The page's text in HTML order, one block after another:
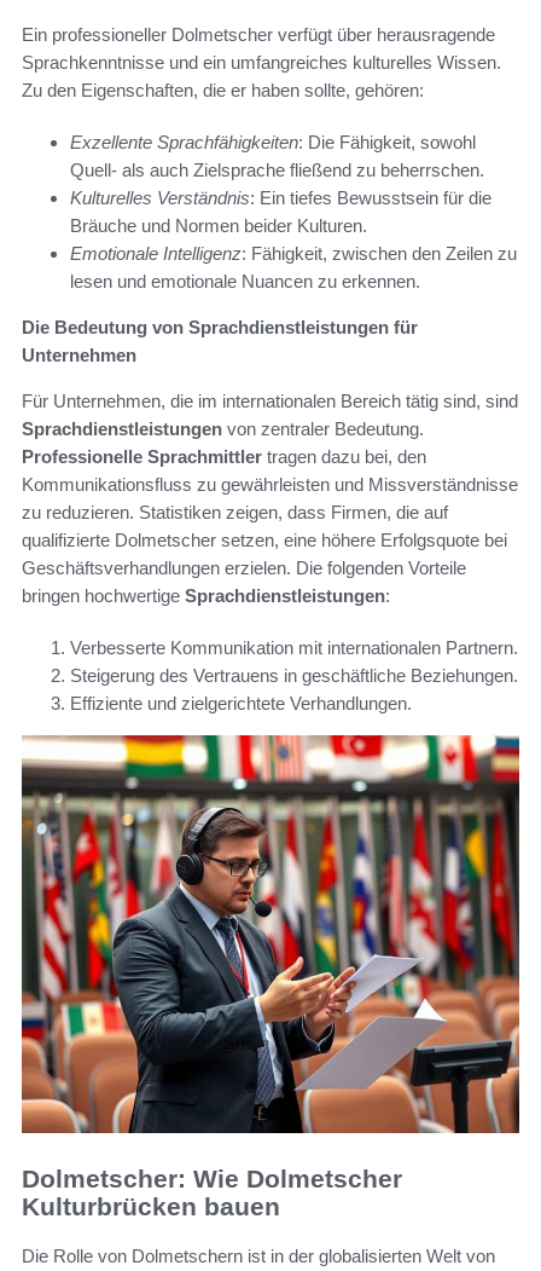
Ein professioneller Dolmetscher verfügt über herausragende
Sprachkenntnisse und ein umfangreiches kulturelles Wissen.
Zu den Eigenschaften, die er haben sollte, gehören:
Exzellente Sprachfähigkeiten: Die Fähigkeit, sowohl
Quell- als auch Zielsprache fließend zu beherrschen.
Kulturelles Verständnis: Ein tiefes Bewusstsein für die
Bräuche und Normen beider Kulturen.
Emotionale Intelligenz: Fähigkeit, zwischen den Zeilen zu
lesen und emotionale Nuancen zu erkennen.
Die Bedeutung von Sprachdienstleistungen für
Unternehmen
Für Unternehmen, die im internationalen Bereich tätig sind, sind
Sprachdienstleistungen von zentraler Bedeutung.
Professionelle Sprachmittler tragen dazu bei, den
Kommunikationsfluss zu gewährleisten und Missverständnisse
zu reduzieren. Statistiken zeigen, dass Firmen, die auf
qualifizierte Dolmetscher setzen, eine höhere Erfolgsquote bei
Geschäftsverhandlungen erzielen. Die folgenden Vorteile
bringen hochwertige Sprachdienstleistungen:
Verbesserte Kommunikation mit internationalen Partnern.
Steigerung des Vertrauens in geschäftliche Beziehungen.
Effiziente und zielgerichtete Verhandlungen.
Dolmetscher: Wie Dolmetscher
Kulturbrücken bauen
Die Rolle von Dolmetschern ist in der globalisierten Welt von